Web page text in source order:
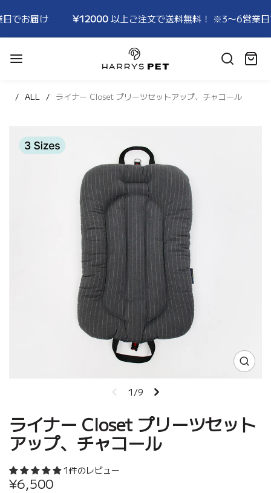
以上ご注文で送料無料！ ※3〜6営業日でお届け
HARRYSPET
カ
ALL ライナー Closet プリーツセットアップ、チャコール
1/9
ライナー Closet プリーツセット
アップ、チャコール
1件のレビュー
¥6,500